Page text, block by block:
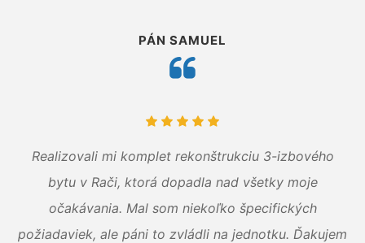
PÁN SAMUEL
Realizovali mi komplet rekonštrukciu 3-izbového
bytu v Rači, ktorá dopadla nad všetky moje
očakávania. Mal som niekoľko špecifických
požiadaviek, ale páni to zvládli na jednotku. Ďakujem